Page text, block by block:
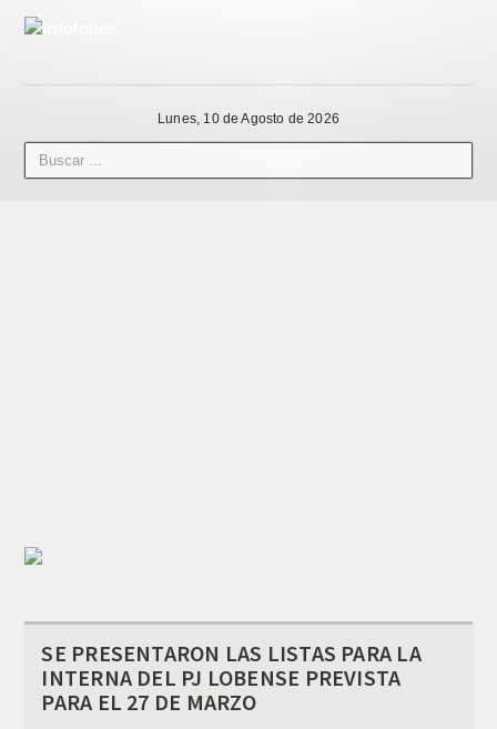
Lunes, 10 de Agosto de 2026
SE PRESENTARON LAS LISTAS PARA LA
INTERNA DEL PJ LOBENSE PREVISTA
PARA EL 27 DE MARZO